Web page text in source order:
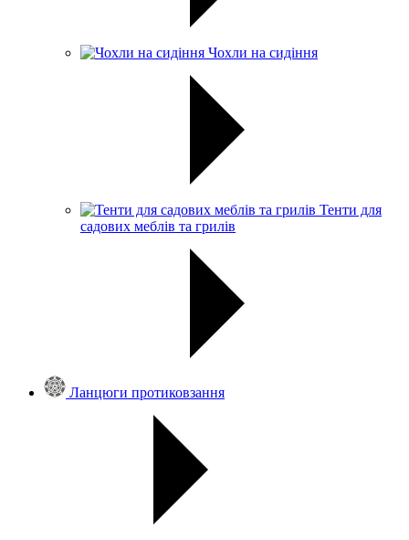
Чохли на сидіння
Тенти для
садових меблів та грилів
Ланцюги протиковзання